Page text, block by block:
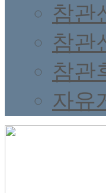
참관
참관
참관
자유